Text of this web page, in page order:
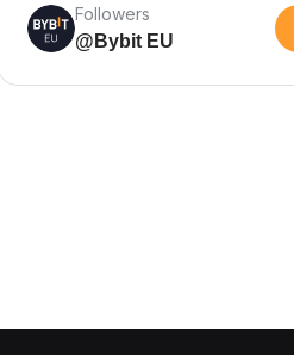
Followers
@Bybit EU